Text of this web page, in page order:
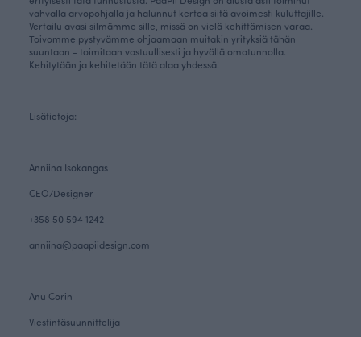
vahvalla arvopohjalla ja halunnut kertoa siitä avoimesti kuluttajille.
Vertailu avasi silmämme sille, missä on vielä kehittämisen varaa.
Toivomme pystyvämme ohjaamaan muitakin yrityksiä tähän
suuntaan - toimitaan vastuullisesti ja hyvällä omatunnolla.
Kehitytään ja kehitetään tätä alaa yhdessä!
Lisätietoja:
Anniina Isokangas
CEO/Designer
+358 50 594 1242
anniina@paapiidesign.com
Anu Corin
Viestintäsuunnittelija